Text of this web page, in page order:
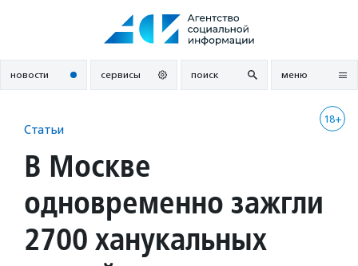
новости сервисы поиск меню
18+
Статьи
В Москве
одновременно зажгли
2700 ханукальных